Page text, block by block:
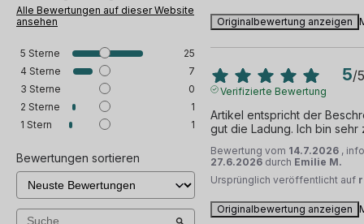
Alle Bewertungen auf dieser Website
ansehen
5 Sterne
25
4 Sterne
7
3 Sterne
0
2 Sterne
1
1 Stern 1
Bewertungen sortieren
Originalbewertung anzeigen
5/5
Verifizierte Bewertung
Artikel entspricht der
gut die Ladung. Ich bin sehr
Bewertung vom 14.7.2026 ,
27.6.2026 durch Emilie M.
Ursprünglich veröffentlicht auf
Originalbewertung anzeigen